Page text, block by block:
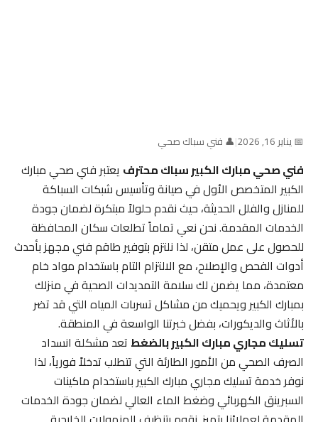
📅 يناير 16, 2026 |👤 فني سباك صحي
فني صحي مبارك الكبير سباك محترفيعتبر فني صحي مبارك
الكبير المتخصص الأول في صيانة وتأسيس شبكات السباكة
للمنازل والفلل الحديثة، حيث نقدم حلولاً مبتكرة لضمان جودة
الخدمات المقدمة. نحن نعي تماماً تطلعات سكان المحافظة
للحصول على عمل متقن، لذا نلتزم بتوفير طاقم فني مجهز بأحدث
أدوات الفحص والإصلاح، مع الالتزام التام باستخدام مواد خام
معتمدة، مما يضمن لك سلامة التمديدات الصحية في منزلك
بمبارك الكبير ويحميك من مشاكل تسربات المياه التي قد تضر
بالأثاث والديكورات، بفضل خبرتنا الواسعة في المنطقة.
تسليك مجاري مبارك الكبير بالضغطتعد مشكلة انسداد
الصرف الصحي من الأمور الطارئة التي تتطلب تدخلاً فورياً، لذا
نوفر خدمة تسليك مجاري مبارك الكبير باستخدام ماكينات
السبرينق الكهربائي وضغط الماء العالي لضمان جودة الخدمات